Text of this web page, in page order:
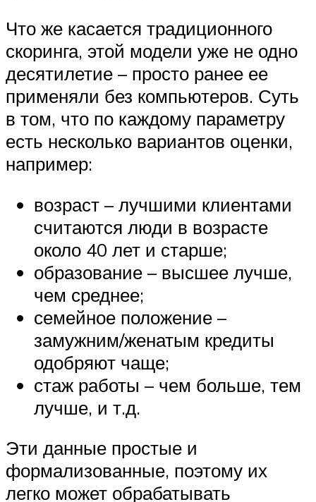
Что же касается традиционного
скоринга, этой модели уже не одно
десятилетие – просто ранее ее
применяли без компьютеров. Суть
в том, что по каждому параметру
есть несколько вариантов оценки,
например:
возраст – лучшими клиентами
считаются люди в возрасте
около 40 лет и старше;
образование – высшее лучше,
чем среднее;
семейное положение –
замужним/женатым кредиты
одобряют чаще;
стаж работы – чем больше, тем
лучше, и т.д.
Эти данные простые и
формализованные, поэтому их
легко может обрабатывать